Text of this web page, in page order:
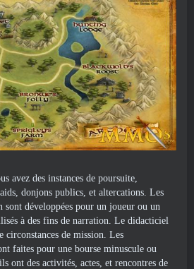
avez des instances de poursuite,
donjons publics, et altercations. Les
sont développées pour un joueur ou un
à des fins de narration. Le didacticiel
circonstances de mission. Les
faites pour une bourse minuscule ou
ont des activités, actes, et rencontres de